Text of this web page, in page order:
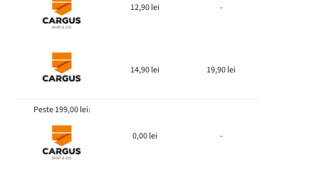
12,90 lei -
14,90 lei 19,90 lei
Peste 199,00 lei:
0,00 lei -